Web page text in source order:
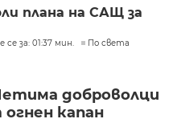
плана на САЩ за
се за: 01:37 мин. По света
доброволци
капан